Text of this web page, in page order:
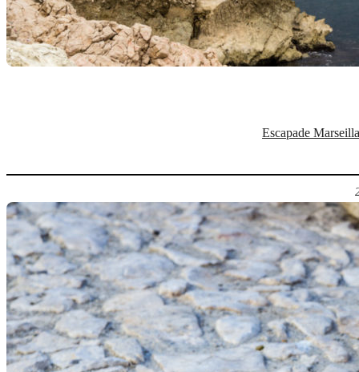
Escapade